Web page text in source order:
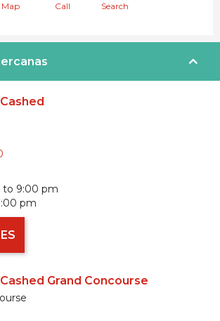
Map Call Search
to 9:00 pm
pm
Grand Concourse